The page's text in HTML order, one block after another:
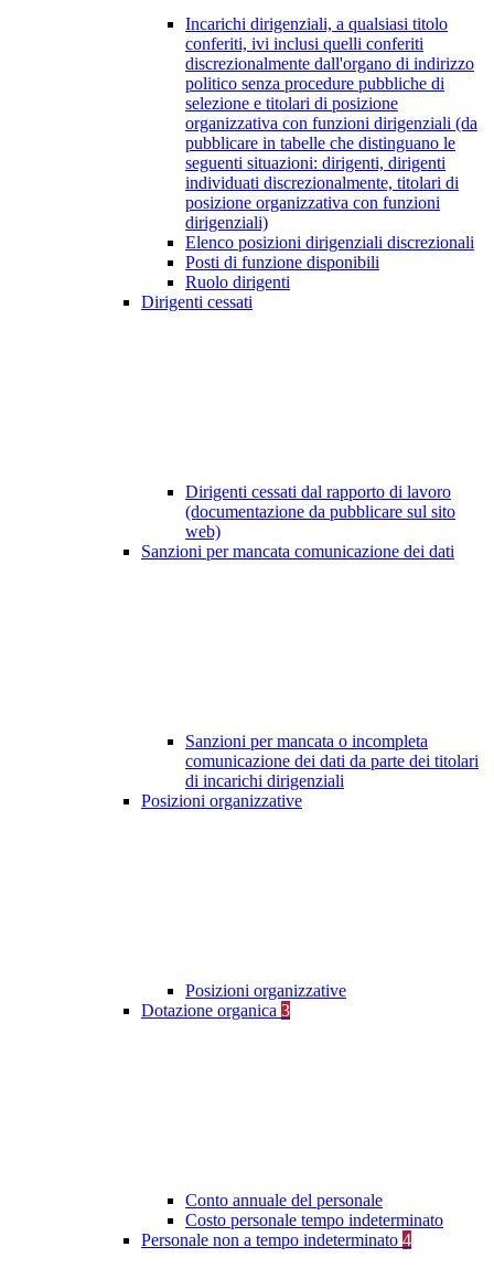
Incarichi dirigenziali, a qualsiasi titolo
conferiti, ivi inclusi quelli conferiti
discrezionalmente dall'organo di indirizzo
politico senza procedure pubbliche di
selezione e titolari di posizione
organizzativa con funzioni dirigenziali (da
pubblicare in tabelle che distinguano le
seguenti situazioni: dirigenti, dirigenti
individuati discrezionalmente, titolari di
posizione organizzativa con funzioni
dirigenziali)
Elenco posizioni dirigenziali discrezionali
Posti di funzione disponibili
Ruolo dirigenti
Dirigenti cessati
Dirigenti cessati dal rapporto di lavoro
(documentazione da pubblicare sul sito
web)
Sanzioni per mancata comunicazione dei dati
Sanzioni per mancata o incompleta
comunicazione dei dati da parte dei titolari
di incarichi dirigenziali
Posizioni organizzative
Posizioni organizzative
Dotazione organica 3
Conto annuale del personale
Costo personale tempo indeterminato
Personale non a tempo indeterminato 4